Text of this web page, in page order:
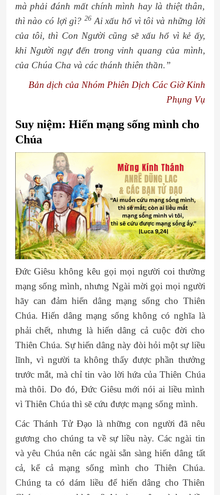
mà phải đánh mất chính mình hay là thiệt thân,
thì nào có lợi gì? 26Ai xấu hổ vì tôi và những lời
của tôi, thì Con Người cũng sẽ xấu hổ vì kẻ ấy,
khi Người ngự đến trong vinh quang của mình,
của Chúa Cha và các thánh thiên thần.”
Bản dịch của Nhóm Phiên Dịch Các Giờ Kinh
Phụng Vụ
Suy niệm: Hiến mạng sống mình cho
Chúa
Đức Giêsu không kêu gọi mọi người coi thường
mạng sống mình, nhưng Ngài mời gọi mọi người
hãy can đảm hiến dâng mạng sống cho Thiên
Chúa. Hiến dâng mạng sống không có nghĩa là
phải chết, nhưng là hiến dâng cả cuộc đời cho
Thiên Chúa. Sự hiến dâng này đòi hỏi một sự liều
lĩnh, vì người ta không thấy được phần thưởng
trước mắt, mà chỉ tin vào lời hứa của Thiên Chúa
mà thôi. Do đó, Đức Giêsu mới nói ai liều mình
vì Thiên Chúa thì sẽ cứu được mạng sống mình.
Các Thánh Tử Đạo là những con người đã nêu
gương cho chúng ta về sự liều này. Các ngài tin
và yêu Chúa nên các ngài sẵn sàng hiến dâng tất
cả, kể cả mạng sống mình cho Thiên Chúa.
Chúng ta có dám liều để hiến dâng cho Thiên